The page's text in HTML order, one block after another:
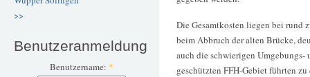
>>
Benutzeranmeldung
Benutzername: *
Die Gesamtkosten liegen bei
beim Abbruch der alten Brücke,
auch die schwierigen
geschützten FFH-Gebiet führten